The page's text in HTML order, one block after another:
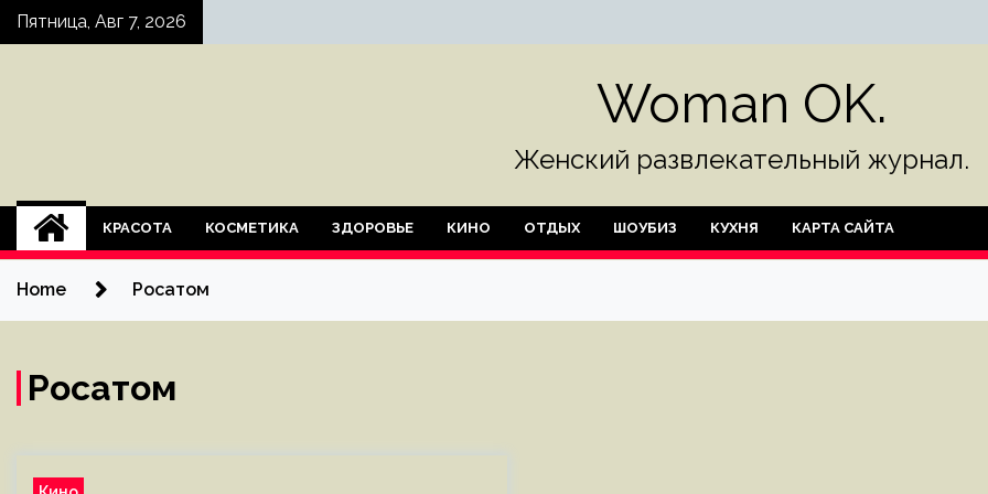
SkipПятница, Авг 7, 2026
Woman OK.
Женский развлекательный журнал.
КРАСОТА КОСМЕТИКА ЗДОРОВЬЕ КИНО ОТДЫХ ШОУБИЗ КУХНЯ КАРТА САЙТА
Home Росатом
Росатом